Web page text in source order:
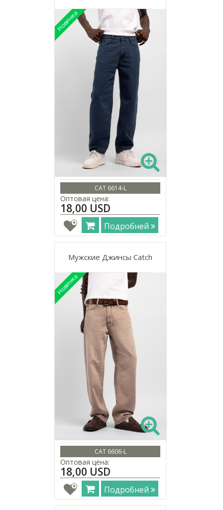
CAT 6614-L
Оптовая цена:
18,00 USD
Подробней
Мужские Джинсы Catch
CAT 6606-L
Оптовая цена:
18,00 USD
Подробней